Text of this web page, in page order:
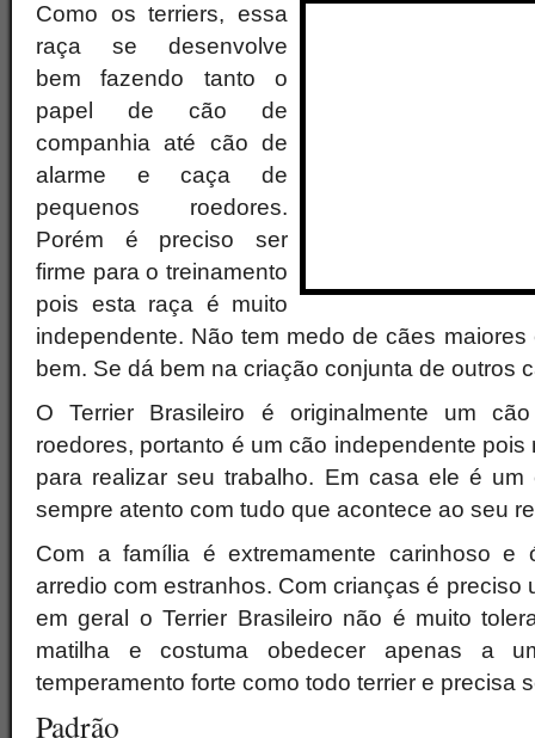
Como os terriers, essa
raça se desenvolve
bem fazendo tanto o
papel de cão de
companhia até cão de
alarme e caça de
pequenos roedores.
Porém é preciso ser
firme para o treinamento
pois esta raça é muito
independente. Não tem medo de cães
bem. Se dá bem na criação conjunta de outros
O Terrier Brasileiro é originalmente um
roedores, portanto é um cão independente
para realizar seu trabalho. Em casa ele é
sempre atento com tudo que acontece ao seu
Com a família é extremamente carinhoso e
arredio com estranhos. Com crianças é preciso
em geral o Terrier Brasileiro não é muito
matilha e costuma obedecer apenas a
temperamento forte como todo terrier e precisa
Padrão